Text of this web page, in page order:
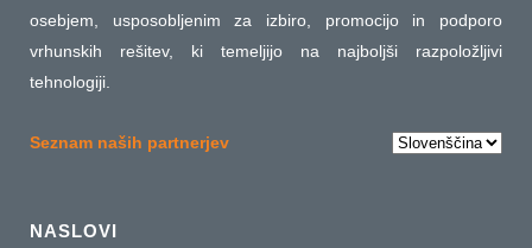
osebjem, usposobljenim za izbiro, promocijo in podporo
vrhunskih rešitev, ki temeljijo na najboljši razpoložljivi
tehnologiji.
Seznam naših partnerjev
Choose
NASLOVI